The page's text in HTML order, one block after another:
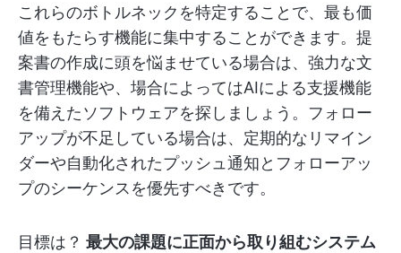
これらのボトルネックを特定することで、最も価
値をもたらす機能に集中することができます。提
案書の作成に頭を悩ませている場合は、強力な文
書管理機能や、場合によってはAIによる支援機能
を備えたソフトウェアを探しましょう。フォロー
アップが不足している場合は、定期的なリマイン
ダーや自動化されたプッシュ通知とフォローアッ
プのシーケンスを優先すべきです。
目標は？ 最大の課題に正面から取り組むシステム